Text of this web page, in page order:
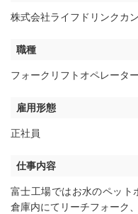
株式会社ライフドリンクカ
職種
フォークリフトオペレーター
雇用形態
正社員
仕事内容
富士工場ではお水のペット
倉庫内にてリーチフォーク、